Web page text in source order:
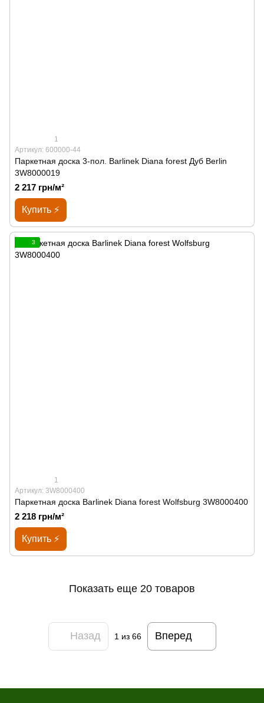
1
Артикул: 600000-44
Паркетная доска 3-пол. Barlinek Diana forest Дуб Berlin
3W8000019
2 217 грн/м²
Купить ⚡
3
1
Артикул: 3W8000400
Паркетная доска Barlinek Diana forest Wolfsburg 3W8000400
2 218 грн/м²
Купить ⚡
Показать еще 20 товаров
Назад 1 из 66 Вперед